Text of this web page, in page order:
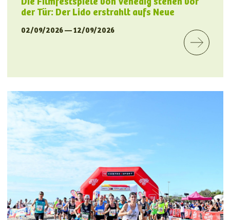
der Tür: Der Lido erstrahlt aufs Neue
02/09/2026 — 12/09/2026